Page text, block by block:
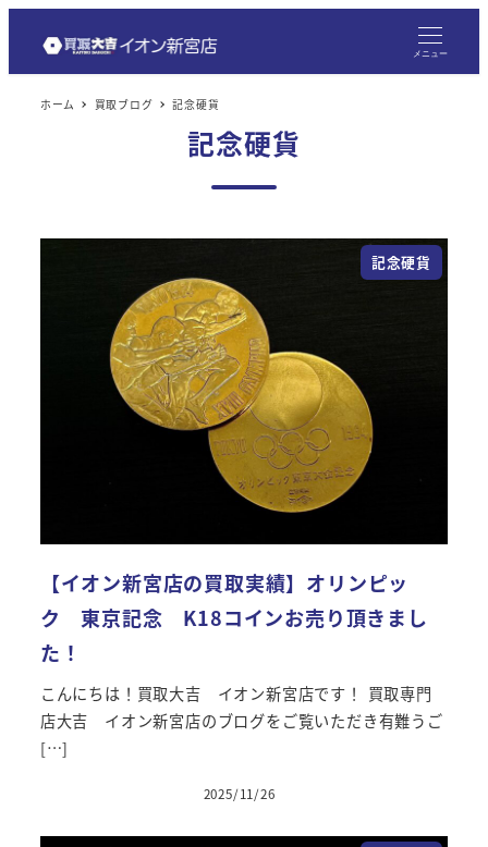
メニュー
ホーム 買取ブログ 記念硬貨
記念硬貨
記念硬貨
【イオン新宮店の買取実績】オリンピッ
ク 東京記念 K18コインお売り頂きまし
た！
こんにちは！買取大吉 イオン新宮店です！ 買取専門
店大吉 イオン新宮店のブログをご覧いただき有難うご
[…]
投稿日
2025/11/26